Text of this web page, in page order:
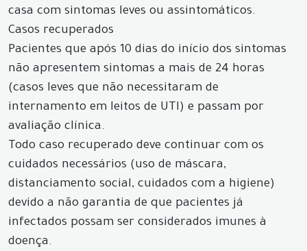
casa com sintomas leves ou assintomáticos.
Casos recuperados
Pacientes que após 10 dias do início dos sintomas
não apresentem sintomas a mais de 24 horas
(casos leves que não necessitaram de
internamento em leitos de UTI) e passam por
avaliação clínica.
Todo caso recuperado deve continuar com os
cuidados necessários (uso de máscara,
distanciamento social, cuidados com a higiene)
devido a não garantia de que pacientes já
infectados possam ser considerados imunes à
doença.